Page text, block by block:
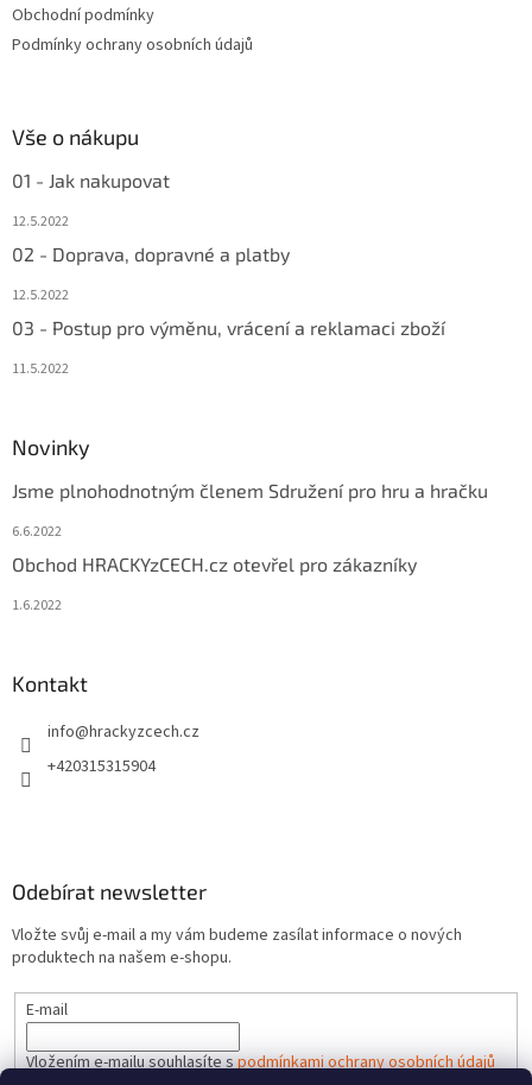
Obchodní podmínky
Podmínky ochrany osobních údajů
Vše o nákupu
01 - Jak nakupovat
12.5.2022
02 - Doprava, dopravné a platby
12.5.2022
03 - Postup pro výměnu, vrácení a reklamaci zboží
11.5.2022
Novinky
Jsme plnohodnotným členem Sdružení pro hru a hračku
6.6.2022
Obchod HRACKYzCECH.cz otevřel pro zákazníky
1.6.2022
Kontakt
info@hrackyzcech.cz
+420315315904
Odebírat newsletter
Vložte svůj e-mail a my vám budeme zasílat informace o nových
produktech na našem e-shopu.
E-mail
Vložením e-mailu souhlasíte spodmínkami ochrany osobních údajů